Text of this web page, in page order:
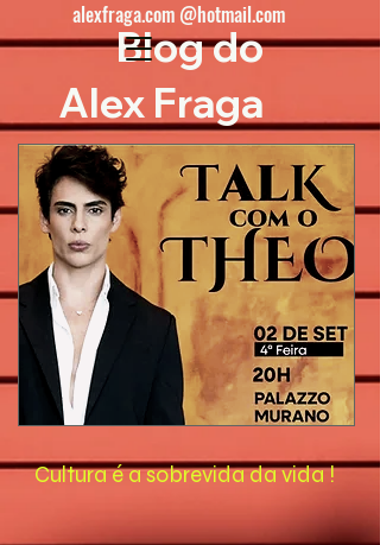
Cultura é a sobrevida da vida !
Blog do
Alex Fraga
alexfraga.com @hotmail.com